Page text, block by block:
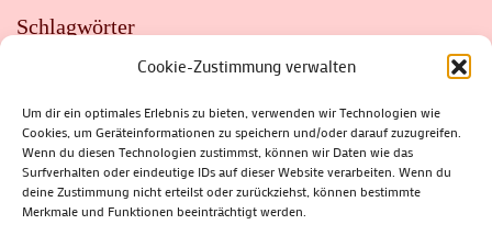
Cookie-Zustimmung verwalten
Um dir ein optimales Erlebnis zu bieten, verwenden wir Technologien wie
Cookies, um Geräteinformationen zu speichern und/oder darauf zuzugreifen.
Wenn du diesen Technologien zustimmst, können wir Daten wie das
Surfverhalten oder eindeutige IDs auf dieser Website verarbeiten. Wenn du
deine Zustimmung nicht erteilst oder zurückziehst, können bestimmte
Merkmale und Funktionen beeinträchtigt werden.
Schlagwörter
FAHRRAD
FLOHMARKT FOLK GEWINNSPIEL
HITZE
HITZEFALLE AUTO
IRISH DANCE JAZZ
KABARETT
KINDER
KIRMES KLASSIK
KLEINE SUHLER REIHE
KRIMI
KULTUR LESUNG LOTTO
MEININGEN
PARASITEN
PILZE SCHLEUSINGEN
SCHULWEG
SOMMERFERIEN
SPORT SRH
STADTFEST
STADTMARKETING
STRASSENSPERRUNG
SUHL
SUHLER FRÜHLING
SUHLER STADTMARKETING
THÜRINGER WALD